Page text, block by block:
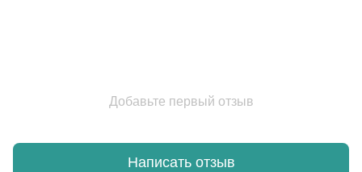
Добавьте первый отзыв
Написать отзыв